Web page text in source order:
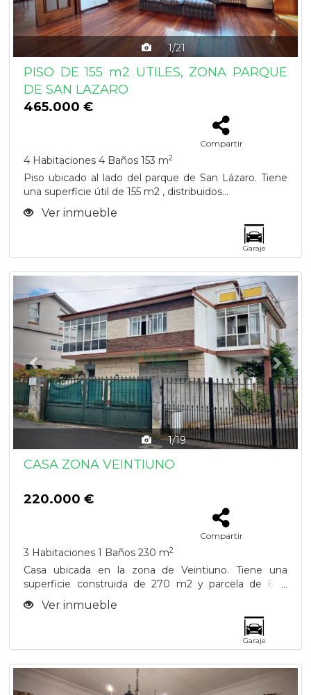
1/21
PISO DE 155 m2 UTILES, ZONA PARQUE
DE SAN LAZARO
465.000 €
Compartir
4 Habitaciones 4 Baños 153 m2
Piso ubicado al lado del parque de San Lázaro. Tiene
una superficie útil de 155 m2 , distribuidos...
Ver inmueble
Garaje
1/19
Previous
CASA ZONA VEINTIUNO
220.000 €
Compartir
3 Habitaciones 1 Baños 230 m2
Casa ubicada en la zona de Veintiuno. Tiene una
superficie construida de 270 m2 y parcela de 600
m2...
Ver inmueble
Garaje
Previous